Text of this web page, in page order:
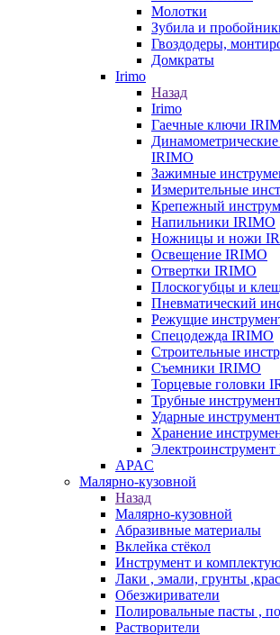
Молотки
Зубила и
Гвоздодеры,
Домкраты
Irimo
Назад
Irimo
Гаечные ключи
IRIMO
Зажимные
Измерительные
Крепежный
Напильники IRIMO
Ножницы и ножи
Освещение IRIMO
Отвертки IRIMO
Плоскогубцы и
Пневматический
Режущие
Спецодежда IRIMO
Строительные
Съемники IRIMO
Торцевые головки
Трубные
Ударные
Хранение
APAC
Малярно-кузовной
Назад
Малярно-кузовной
Абразивные материалы
Вклейка стёкол
Инструмент и
Лаки , эмали, грунты
Обезжириватели
Полировальные пасты ,
Растворители